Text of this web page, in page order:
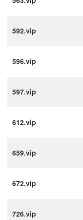
592.vip
596.vip
597.vip
612.vip
659.vip
672.vip
726.vip